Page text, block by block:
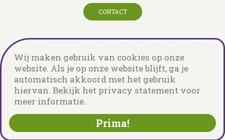
CONTACT
© Tuincentrum Wolters Green Solutions
Prima!
Wij maken gebruik van cookies op onze
website. Als je op onze website blijft, ga je
automatisch akkoord met het gebruik
hiervan. Bekijk het privacy statement voor
meer informatie.